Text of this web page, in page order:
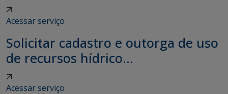
Acessar serviço
Solicitar cadastro e outorga de uso
de recursos hídrico...
Acessar serviço